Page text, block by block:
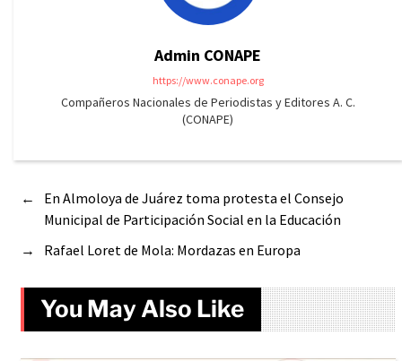
Admin CONAPE
https://www.conape.org
Compañeros Nacionales de Periodistas y Editores A. C.
(CONAPE)
←
En Almoloya de Juárez toma protesta el Consejo
Municipal de Participación Social en la Educación
→
Rafael Loret de Mola: Mordazas en Europa
You May Also Like